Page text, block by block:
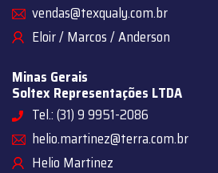
vendas@texqualy.com.br
Eloir / Marcos / Anderson
Minas Gerais
Soltex Representações LTDA
Tel.: (31) 9 9951-2086
helio.martinez@terra.com.br
Helio Martinez